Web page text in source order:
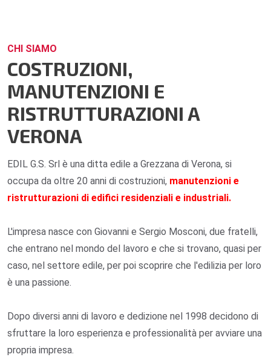
CHI SIAMO
COSTRUZIONI,
MANUTENZIONI E
RISTRUTTURAZIONI A
VERONA
EDIL G.S. Srl è una ditta edile a Grezzana di Verona, si
occupa da oltre 20 anni di costruzioni, manutenzioni e
ristrutturazioni di edifici residenziali e industriali.
L'impresa nasce con Giovanni e Sergio Mosconi, due fratelli,
che entrano nel mondo del lavoro e che si trovano, quasi per
caso, nel settore edile, per poi scoprire che l'edilizia per loro
è una passione.
Dopo diversi anni di lavoro e dedizione nel 1998 decidono di
sfruttare la loro esperienza e professionalità per avviare una
propria impresa.